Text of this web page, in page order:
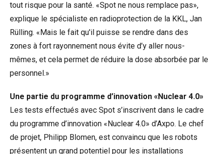
tout risque pour la santé. «Spot ne nous remplace pas»,
explique le spécialiste en radioprotection de la KKL, Jan
Rülling. «Mais le fait qu'il puisse se rendre dans des
zones à fort rayonnement nous évite d’y aller nous-
mêmes, et cela permet de réduire la dose absorbée par le
personnel.»
Une partie du programme d’innovation «Nuclear 4.0»
Les tests effectués avec Spot s’inscrivent dans le cadre
du programme d’innovation «Nuclear 4.0» d’Axpo. Le chef
de projet, Philipp Blomen, est convaincu que les robots
présentent un grand potentiel pour les installations